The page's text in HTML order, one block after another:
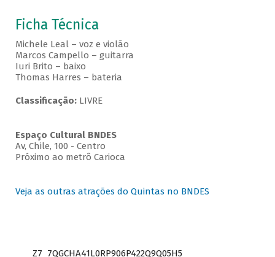
Ficha Técnica
Michele Leal – voz e violão
Marcos Campello – guitarra
Iuri Brito – baixo
Thomas Harres – bateria
Classificação: LIVRE
Espaço Cultural BNDES
Av, Chile, 100 - Centro
Próximo ao metrô Carioca
Veja as outras atrações do Quintas no BNDES
Z7_7QGCHA41L0RP906P422Q9Q05H5